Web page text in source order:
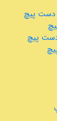
دست پیچ
دست پیچ